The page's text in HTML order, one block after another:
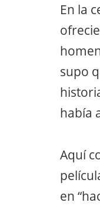
En la
supo
había
Aquí
en